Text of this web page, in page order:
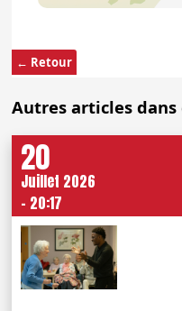
← Retour
Autres articles
20
Juillet 2026
- 20:17